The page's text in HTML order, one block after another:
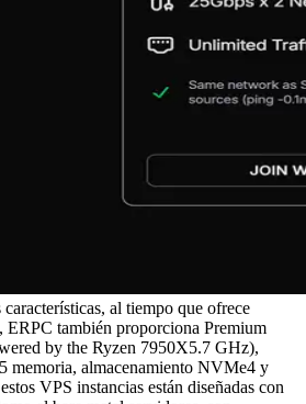
características, al tiempo que ofrece
ERPC también proporciona Premium
by the Ryzen 7950X5.7 GHz),
memoria, almacenamiento NVMe4 y
VPS instancias están diseñadas con